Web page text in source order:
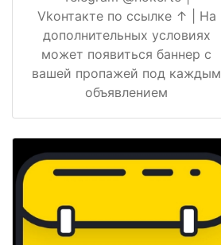
Vkонтакте по ссылке ↑ | На
дополнительных условиях
может появиться баннер с
вашей пропажей под каждым
объявлением